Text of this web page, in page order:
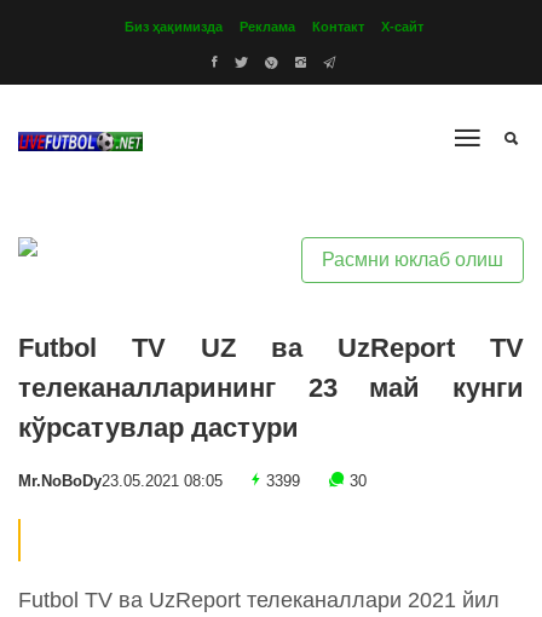
Биз ҳақимизда Реклама Контакт Х-сайт
Расмни юклаб олиш
Futbol TV UZ ва UzReport TV
телеканалларининг 23 май кунги
кўрсатувлар дастури
Mr.NoBoDy23.05.2021 08:05 3399 30
Futbol TV ва UzReport телеканаллари 2021 йил